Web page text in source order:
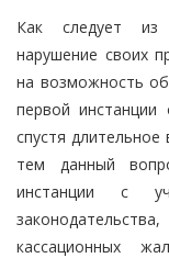
Как следует из
нарушение своих
на возможность
первой
спустя
тем данный
инстанции с
кассационных